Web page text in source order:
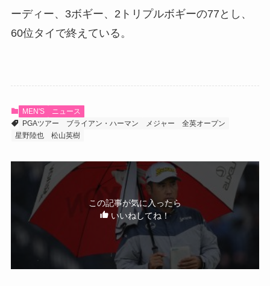
ーディー、3ボギー、2トリプルボギーの77とし、
60位タイで終えている。
MEN'S
ニュース
PGAツアー
ブライアン・ハーマン メジャー
全英オープン
星野陸也
松山英樹
この記事が気に入ったら
いいねしてね！